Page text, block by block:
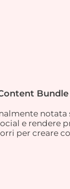
Bundle
notata
e rendere
per creare